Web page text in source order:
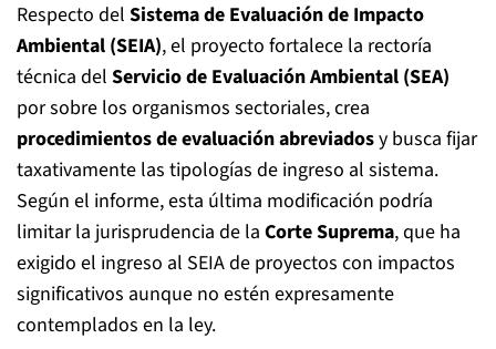
Respecto del Sistema de Evaluación de Impacto
Ambiental (SEIA), el proyecto fortalece la rectoría
técnica del Servicio de Evaluación Ambiental (SEA)
por sobre los organismos sectoriales, crea
procedimientos de evaluación abreviadosy busca fijar
taxativamente las tipologías de ingreso al sistema.
Según el informe, esta última modificación podría
limitar la jurisprudencia de la Corte Suprema, que ha
exigido el ingreso al SEIA de proyectos con impactos
significativos aunque no estén expresamente
contemplados en la ley.